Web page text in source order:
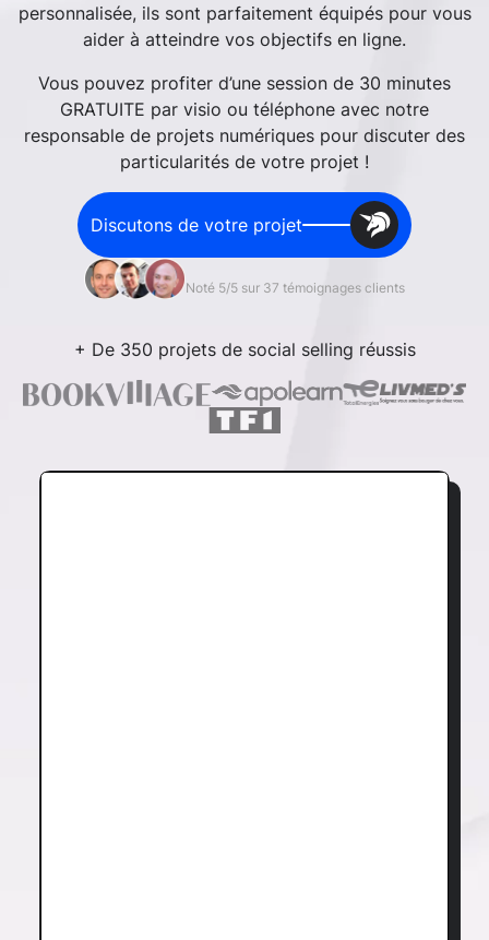
personnalisée, ils sont parfaitement équipés pour vous
aider à atteindre vos objectifs en ligne.
Vous pouvez profiter d’une session de 30 minutes
GRATUITE par visio ou téléphone avec notre
responsable de projets numériques pour discuter des
particularités de votre projet !
Discutons de votre projet
Noté 5/5 sur 37 témoignages clients
+ De 350 projets de social selling réussis